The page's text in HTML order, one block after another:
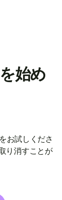
始め
お試しくださ
り消すことが